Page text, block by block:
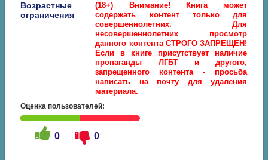
Возрастные
ограничения
(18+) Внимание! Книга может
содержать контент только для
совершеннолетних. Для
несовершеннолетних просмотр
данного контента СТРОГО ЗАПРЕЩЕН!
Если в книге присутствует наличие
пропаганды ЛГБТ и другого,
запрещенного контента - просьба
написать на почту для удаления
материала.
Оценка пользователей:
0 0